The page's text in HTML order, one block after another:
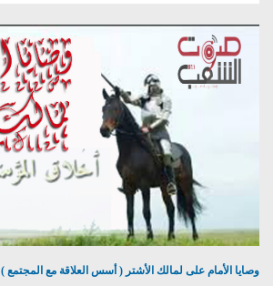
وصايا الأمام على لمالك الأشتر ( أسس العلاقة مع المجتمع ) 16-7-2018